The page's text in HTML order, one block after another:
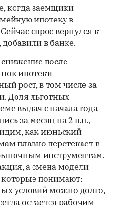
когда заемщики
ипотеку в
спрос вернулся к
в банке.
после
ипотеки
рост, в том числе за
Доля льготных
выдач с начала года
за месяц на 2 п.п.,
как июньский
плавно перетекает в
инструментам.
а смена модели
которые понимают:
условий можно долго,
остается рабочим